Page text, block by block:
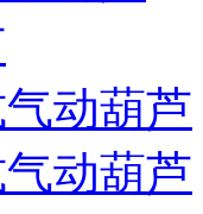
动葫芦
动葫芦